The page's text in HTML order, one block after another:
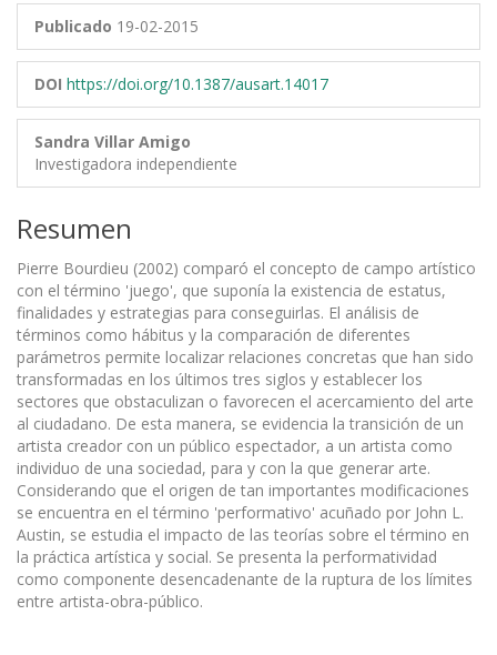
Publicado 19-02-2015
DOI https://doi.org/10.1387/ausart.14017
Sandra Villar Amigo
Investigadora independiente
Resumen
Pierre Bourdieu (2002) comparó el concepto de campo artístico
con el término 'juego', que suponía la existencia de estatus,
finalidades y estrategias para conseguirlas. El análisis de
términos como hábitus y la comparación de diferentes
parámetros permite localizar relaciones concretas que han sido
transformadas en los últimos tres siglos y establecer los
sectores que obstaculizan o favorecen el acercamiento del arte
al ciudadano. De esta manera, se evidencia la transición de un
artista creador con un público espectador, a un artista como
individuo de una sociedad, para y con la que generar arte.
Considerando que el origen de tan importantes modificaciones
se encuentra en el término 'performativo' acuñado por John L.
Austin, se estudia el impacto de las teorías sobre el término en
la práctica artística y social. Se presenta la performatividad
como componente desencadenante de la ruptura de los límites
entre artista-obra-público.